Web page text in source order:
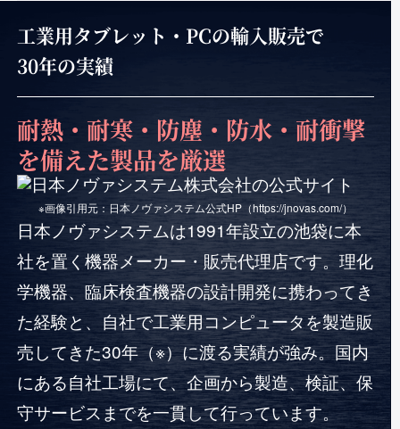
工業用タブレット・PCの輸入販売で
30年の実績
耐熱・耐寒・防塵・防水・耐衝撃
を備えた製品を厳選
※画像引用元：日本ノヴァシステム公式HP（https://jnovas.com/）
日本ノヴァシステムは1991年設立の池袋に本
社を置く機器メーカー・販売代理店です。理化
学機器、臨床検査機器の設計開発に携わってき
た経験と、自社で工業用コンピュータを製造販
売してきた30年（※）に渡る実績が強み。国内
にある自社工場にて、企画から製造、検証、保
守サービスまでを一貫して行っています。